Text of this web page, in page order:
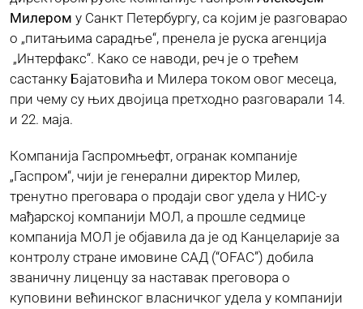
ЈАВНЕ НАБАВКЕ
ПЛАН ЈАВНИХ НАБАВКИ
КОНТАКТ
Милером у Санкт Петербургу, са којим је разговарао
о „питањима сарадње“, пренела је руска агенција
„Интерфакс“. Како се наводи, реч је о трећем
састанку Бајатовића и Милера током овог месеца,
при чему су њих двојица претходно разговарали 14.
и 22. маја.
Компанија Гаспромњефт, огранак компаније
„Гаспром“, чији је генерални директор Милер,
тренутно преговара о продаји свог удела у НИС-у
мађарској компанији МОЛ, а прошле седмице
компанија МОЛ је објавила да је од Канцеларије за
контролу стране имовине САД (“OFAC”) добила
званичну лиценцу за наставак преговора о
куповини већинског власничког удела у компанији